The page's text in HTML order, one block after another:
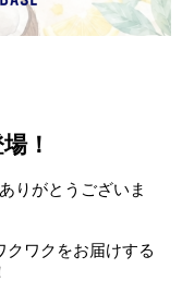
！
りがとうございま
クワクをお届けする